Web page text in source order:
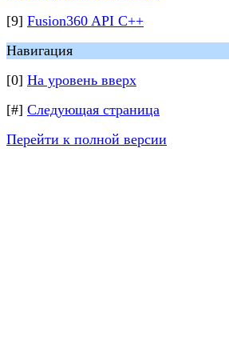
[9] Fusion360 API C++
Навигация
[0] На уровень вверх
[#] Следующая страница
Перейти к полной версии